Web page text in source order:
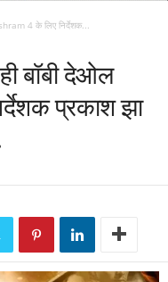
4 के लिए निर्देशक...
बॉबी देओल
प्रकाश झा